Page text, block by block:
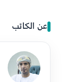
عن الكاتب